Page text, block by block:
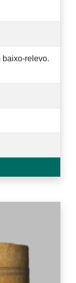
baixo-relevo.